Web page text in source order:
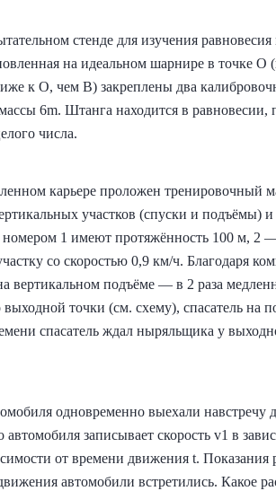
стенде для изучения
на идеальном шарнире в точке
к O, чем B) закреплены два
6m. Штанга находится в
числа.
карьере проложен тренировочный
участков (спуски и подъёмы)
номером 1 имеют протяжённость 100
со скоростью 0,9 км/ч. Благодаря
вертикальном подъёме — в 2 раза
точки (см. схему), спасатель на
спасатель ждал ныряльщика у
одновременно выехали навстречу
автомобиля записывает скорость v1 в
от времени движения t.
автомобили встретились. Какое